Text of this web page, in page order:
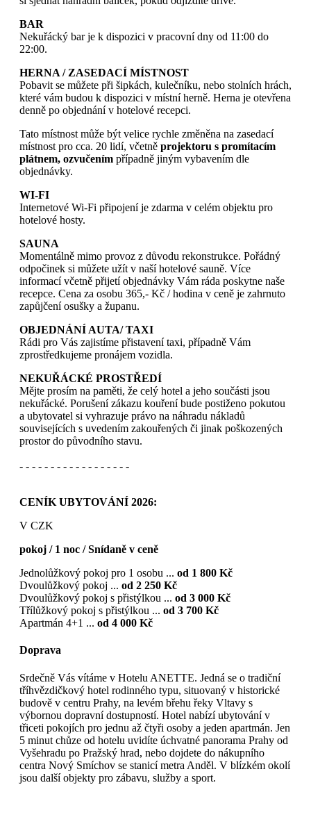
BAR
Nekuřácký bar je k dispozici v pracovní dny od 11:00 do
22:00.
HERNA / ZASEDACÍ MÍSTNOST
Pobavit se můžete při šipkách, kulečníku, nebo stolních hrách,
které vám budou k dispozici v místní herně. Herna je otevřena
denně po objednání v hotelové recepci.
Tato místnost může být velice rychle změněna na zasedací
místnost pro cca. 20 lidí, včetně projektoru s promítacím
plátnem, ozvučením případně jiným vybavením dle
objednávky.
WI-FI
Internetové Wi-Fi připojení je zdarma v celém objektu pro
hotelové hosty.
SAUNA
Momentálně mimo provoz z důvodu rekonstrukce. Pořádný
odpočinek si můžete užít v naší hotelové sauně. Více
informací včetně přijetí objednávky Vám ráda poskytne naše
recepce. Cena za osobu 365,- Kč / hodina v ceně je zahrnuto
zapůjčení osušky a županu.
OBJEDNÁNÍ AUTA/ TAXI
Rádi pro Vás zajistíme přistavení taxi, případně Vám
zprostředkujeme pronájem vozidla.
NEKUŘÁCKÉ PROSTŘEDÍ
Mějte prosím na paměti, že celý hotel a jeho součásti jsou
nekuřácké. Porušení zákazu kouření bude postiženo pokutou
a ubytovatel si vyhrazuje právo na náhradu nákladů
souvisejících s uvedením zakouřených či jinak poškozených
prostor do původního stavu.
- - - - - - - - - - - - - - - - - -
CENÍK UBYTOVÁNÍ 2026:
V CZK
pokoj / 1 noc / Snídaně v ceně
Jednolůžkový pokoj pro 1 osobu ... od 1 800 Kč
Dvoulůžkový pokoj ... od 2 250 Kč
Dvoulůžkový pokoj s přistýlkou ... od 3 000 Kč
Třílůžkový pokoj s přistýlkou ... od 3 700 Kč
Apartmán 4+1 ... od 4 000 Kč
Doprava
Srdečně Vás vítáme v Hotelu ANETTE. Jedná se o tradiční
tříhvězdičkový hotel rodinného typu, situovaný v historické
budově v centru Prahy, na levém břehu řeky Vltavy s
výbornou dopravní dostupností. Hotel nabízí ubytování v
třiceti pokojích pro jednu až čtyři osoby a jeden apartmán. Jen
5 minut chůze od hotelu uvidíte úchvatné panorama Prahy od
Vyšehradu po Pražský hrad, nebo dojdete do nákupního
centra Nový Smíchov se stanicí metra Anděl. V blízkém okolí
jsou další objekty pro zábavu, služby a sport.